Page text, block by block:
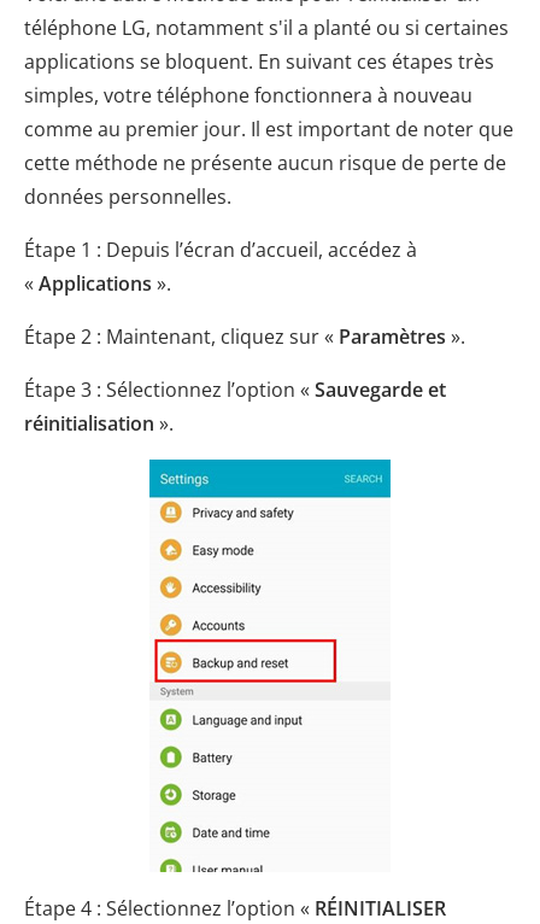
téléphone LG, notamment s'il a planté ou si certaines
applications se bloquent. En suivant ces étapes très
simples, votre téléphone fonctionnera à nouveau
comme au premier jour. Il est important de noter que
cette méthode ne présente aucun risque de perte de
données personnelles.
Étape 1 : Depuis l’écran d’accueil, accédez à
«Applications ».
Étape 2 : Maintenant, cliquez sur « Paramètres ».
Étape 3 : Sélectionnez l’option «Sauvegarde et
réinitialisation ».
Étape 4 : Sélectionnez l’option « RÉINITIALISER